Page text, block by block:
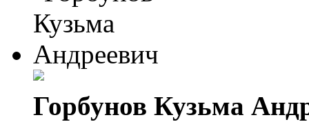
Горбунов Кузьма